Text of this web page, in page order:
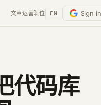
文章运营职位 EN Sign in
代码库